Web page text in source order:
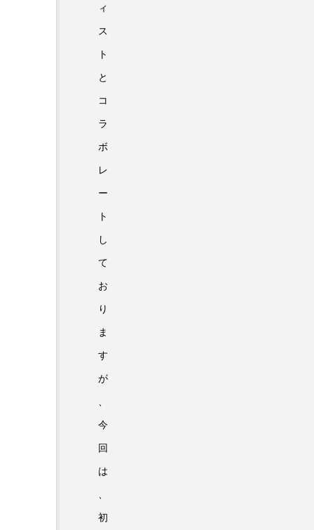
ィ
ス
ト
と
コ
ラ
ボ
レ
ー
ト
し
て
お
り
ま
す
が
今
回
は
初